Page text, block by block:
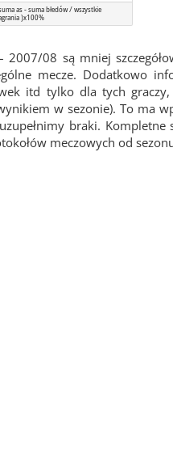
as - suma błedów / wszystkie
)x100%
08 są mniej
mecze. Dodatkowo
itd tylko dla tych
w sezonie). To ma
braki.
meczowych od